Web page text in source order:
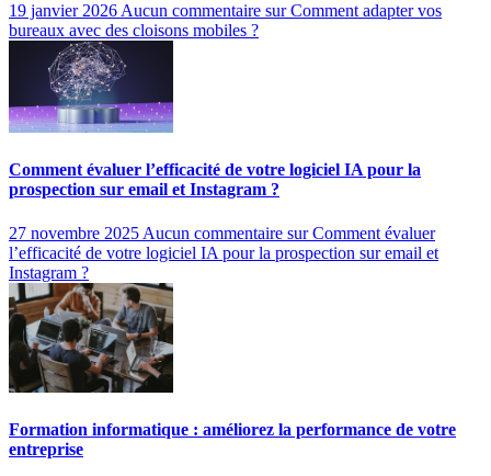
19 janvier 2026 Aucun commentaire sur Comment adapter vos
bureaux avec des cloisons mobiles ?
Comment évaluer l’efficacité de votre logiciel IA pour la
prospection sur email et Instagram ?
27 novembre 2025 Aucun commentaire sur Comment évaluer
l’efficacité de votre logiciel IA pour la prospection sur email et
Instagram ?
Formation informatique : améliorez la performance de votre
entreprise